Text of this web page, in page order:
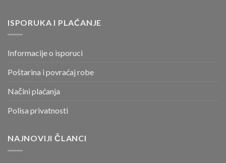
ISPORUKA I PLAĆANJE
Informacije o isporuci
Poštarina i povraćaj robe
Načini plaćanja
Polisa privatnosti
NAJNOVIJI ČLANCI